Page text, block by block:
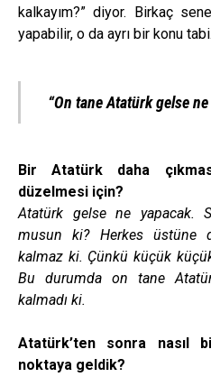
kalkayım?” diyor. Birkaç
yapabilir, o da ayrı bir konu tabi.
“On tane Atatürk gelse
Bir Atatürk daha
düzelmesi için?
Atatürk gelse ne yapacak.
musun ki? Herkes üstüne
kalmaz ki. Çünkü küçük
Bu durumda on tane
kalmadı ki.
Atatürk’ten sonra nasıl
noktaya geldik?